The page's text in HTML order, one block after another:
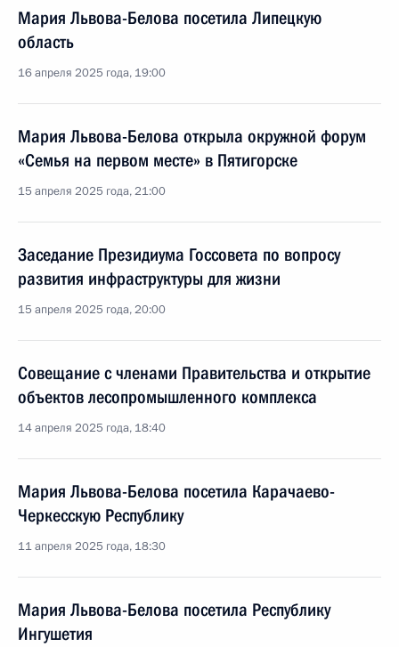
Мария Львова-Белова посетила Липецкую
область
16 апреля 2025 года, 19:00
Мария Львова-Белова открыла окружной форум
«Семья на первом месте» в Пятигорске
15 апреля 2025 года, 21:00
Заседание Президиума Госсовета по вопросу
развития инфраструктуры для жизни
15 апреля 2025 года, 20:00
Совещание с членами Правительства и открытие
объектов лесопромышленного комплекса
14 апреля 2025 года, 18:40
Мария Львова-Белова посетила Карачаево-
Черкесскую Республику
11 апреля 2025 года, 18:30
Мария Львова-Белова посетила Республику
Ингушетия